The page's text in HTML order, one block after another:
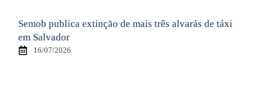
Semob publica extinção de mais três alvarás de táxi
em Salvador
16/07/2026